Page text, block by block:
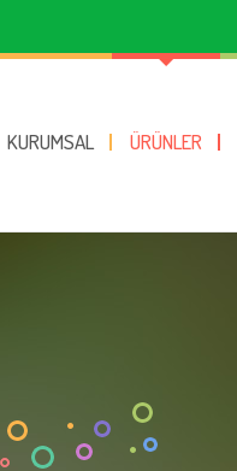
KURUMSAL ÜRÜNLER